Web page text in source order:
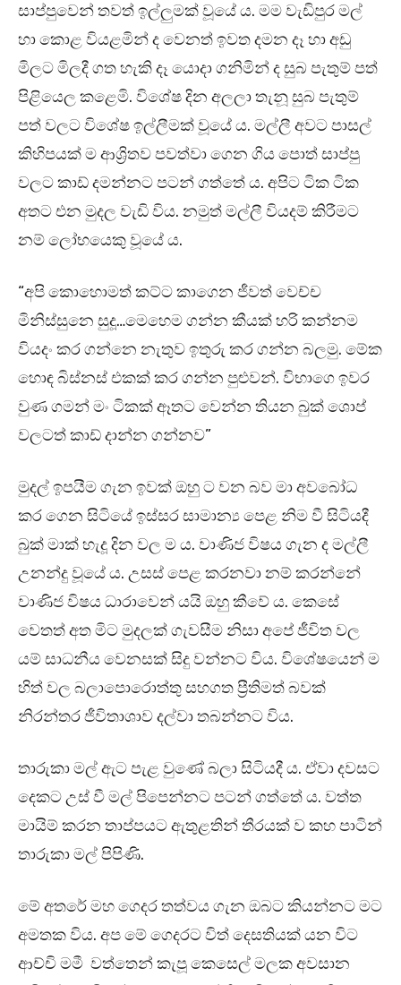
සාප්පුවෙන් තවත් ඉල්ලුමක් වූයේ ය. මම වැඩිපුර මල්
හා කොළ වියළමින් ද වෙනත් ඉවත දමන දෑ හා අඩු
මිලට මිලදී ගත හැකි දෑ යොදා ගනිමින් ද සුබ පැතුම් පත්
පිළියෙල කළෙමි. විශේෂ දින අලලා තැනූ සුබ පැතුම්
පත් වලට විශේෂ ඉල්ලීමක් වූයේ ය. මල්ලී අවට පාසල්
කිහිපයක් ම ආශ්‍රිතව පවත්වා ගෙන ගිය පොත් සාප්පු
වලට කාඩ් දමන්නට පටන් ගත්තේ ය. අපිට ටික ටික
අතට එන මුදල වැඩි විය. නමුත් මල්ලී වියදම් කිරීමට
නම් ලෝභයෙකු වූයේ ය.
“අපි කොහොමත් කට්ට කාගෙන ජීවත් වෙච්ච
මිනිස්සුනෙ සුදූ…මෙහෙම ගන්න කීයක් හරි කන්නම
වියදං කර ගන්නෙ නැතුව ඉතුරු කර ගන්න බලමු. මේක
හොඳ බිස්නස් එකක් කර ගන්න පුළුවන්. විභාගෙ ඉවර
වුණ ගමන් මං ටිකක් ඈතට වෙන්න තියන බුක් ශොප්
වලටත් කාඩ් දාන්න ගන්නව”
මුදල් ඉපයීම ගැන ඉවක් ඔහු ට වන බව මා අවබෝධ
කර ගෙන සිටියේ ඉස්සර සාමාන්‍ය පෙළ නිම වී සිටියදී
බුක් මාක් හැදූ දින වල ම ය. වාණිජ විෂය ගැන ද මල්ලී
උනන්දු වූයේ ය. උසස් පෙළ කරනවා නම් කරන්නේ
වාණිජ විෂය ධාරාවෙන් යයි ඔහු කීවේ ය. කෙසේ
වෙතත් අත මිට මුදලක් ගැවසීම නිසා අපේ ජීවිත වල
යම් සාධනීය වෙනසක් සිදු වන්නට විය. විශේෂයෙන් ම
හිත් වල බලාපොරොත්තු සහගත ප්‍රීතිමත් බවක්
නිරන්තර ජීවිතාශාව දල්වා තබන්නට විය.
තාරුකා මල් ඇට පැළ වුණේ බලා සිටියදී ය. ඒවා දවසට
දෙකට උස් වී මල් පිපෙන්නට පටන් ගත්තේ ය. වත්ත
මායිම් කරන තාප්පයට ඇතුළතින් තීරයක් ව කහ පාටින්
තාරුකා මල් පිපිණි.
මේ අතරේ මහ ගෙදර තත්වය ගැන ඔබට කියන්නට මට
අමතක විය. අප මේ ගෙදරට විත් දෙසතියක් යන විට
ආච්චි මමී වත්තෙන් කැපූ කෙසෙල් මලක අවසාන